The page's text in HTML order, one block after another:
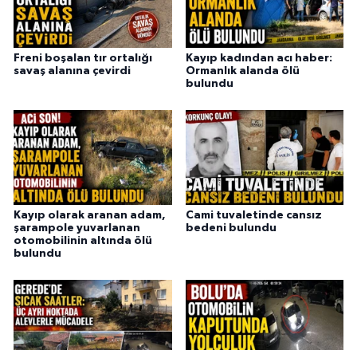
Freni boşalan tır ortalığı
savaş alanına çevirdi
Kayıp kadından acı haber:
Ormanlık alanda ölü
bulundu
Kayıp olarak aranan adam,
şarampole yuvarlanan
otomobilinin altında ölü
bulundu
Cami tuvaletinde cansız
bedeni bulundu